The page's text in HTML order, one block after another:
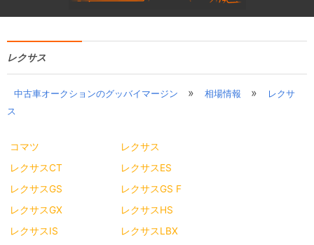
レクサス
中古車オークションのグッバイマージン » 相場情報 »
レクサ
ス
コマツ
レクサス
レクサスCT
レクサスES
レクサスGS
レクサスGS F
レクサスGX
レクサスHS
レクサスIS
レクサスLBX